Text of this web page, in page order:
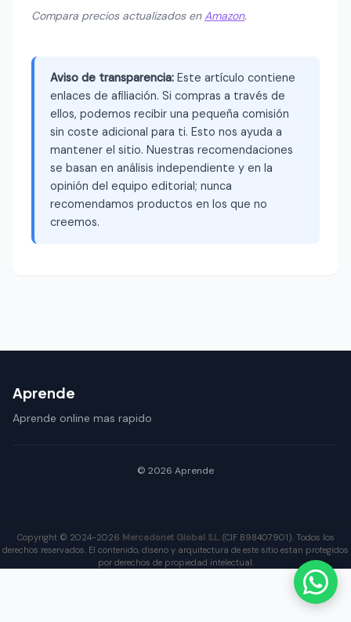
Compara precios actualizados enAmazon.
Aviso de transparencia: Este artículo contiene
enlaces de afiliación. Si compras a través de
ellos, podemos recibir una pequeña comisión
sin coste adicional para ti. Esto nos ayuda a
mantener el sitio. Nuestras recomendaciones
se basan en análisis independiente y en la
opinión del equipo editorial; nunca
recomendamos productos en los que no
creemos.
Aprende
Aprende online mas rapido
© 2026 Aprende
Copyright © 2024-2026 Mercadonet Global S.L. (CIF B98407901). Todos los
derechos reservados. El contenido, diseno y arquitectura de este sitio estan protegidos
por derechos de propiedad intelectual.